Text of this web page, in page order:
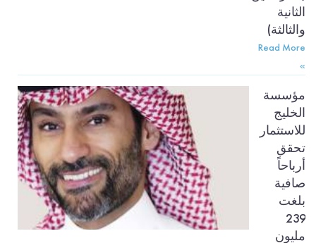
الثانية
والثالثة)
Read More
»
مؤسسة
الخليج
للاستثمار
تحقق
أرباحاً
صافية
بلغت
239
مليون